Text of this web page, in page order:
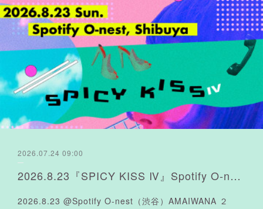
2026.07.24 09:00
2026.8.23『SPICY KISS Ⅳ』Spotify O-nest
2026.8.23 @Spotify O-nest（渋谷）AMAIWANA ２